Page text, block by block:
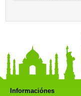
Informaciónes